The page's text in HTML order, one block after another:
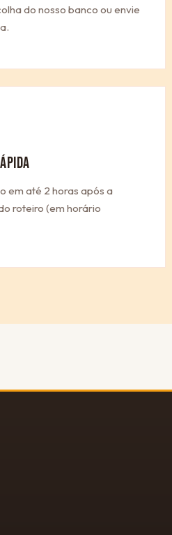
do nosso banco ou envie
em até 2 horas após a
roteiro (em horário